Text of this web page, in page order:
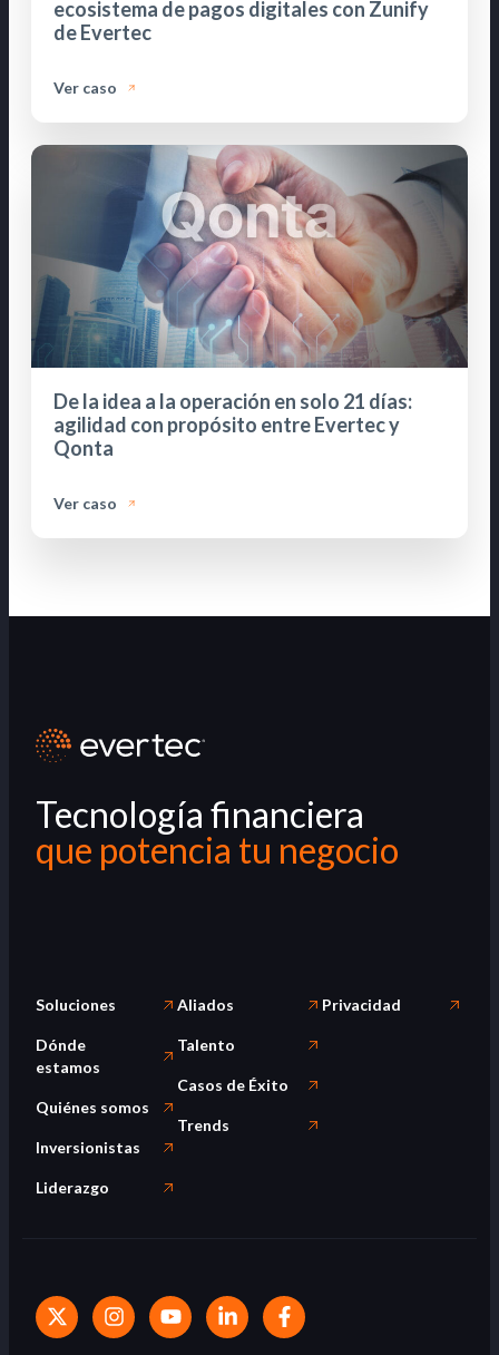
ecosistema de pagos digitales con Zunify
de Evertec
Ver caso
De la idea a la operación en solo 21 días:
agilidad con propósito entre Evertec y
Qonta
Ver caso
Tecnología financiera
que potencia tu negocio
Soluciones
Dónde
estamos
Quiénes somos
Inversionistas
Liderazgo
Aliados
Talento
Casos de Éxito
Trends
Privacidad